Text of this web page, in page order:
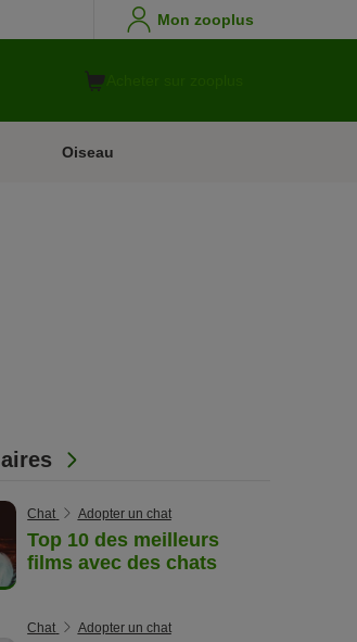
Mon zooplus
Oiseau
Chat Adopter un chat
Top 10 des meilleurs
films avec des chats
Chat Adopter un chat